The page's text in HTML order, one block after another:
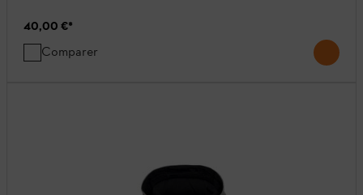
40,00 €*
Comparer